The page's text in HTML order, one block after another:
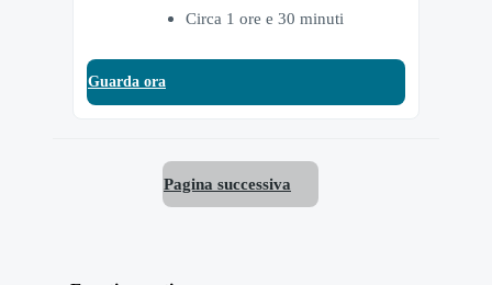
Circa 1 ore e 30 minuti
Guarda ora
Pagina successiva